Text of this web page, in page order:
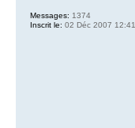
Messages: 1374
Inscrit le: 02 Déc 2007 12:41